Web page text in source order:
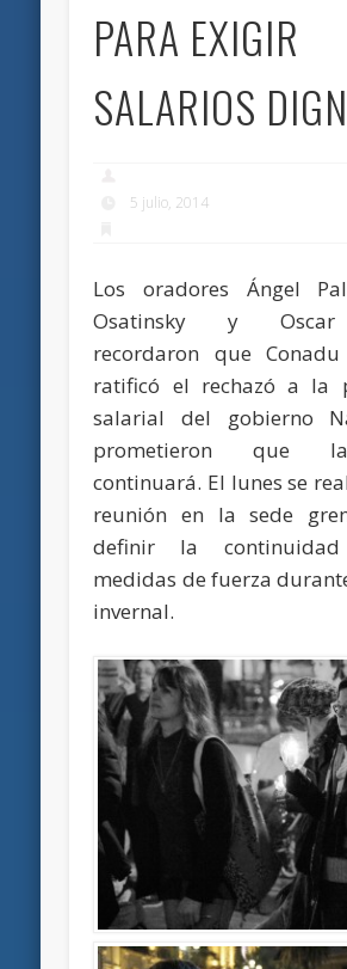
PARA EXIGIR
SALARIOS
5 julio, 2014
Los oradores Ángel
Osatinsky y Oscar
recordaron que
ratificó el rechazó a la
salarial del gobierno
prometieron que
continuará. El lunes se
reunión en la sede
definir la
medidas de fuerza
invernal.